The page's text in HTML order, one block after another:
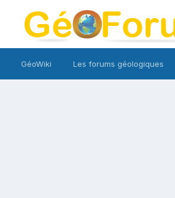
GéoWiki Les forums géologiques